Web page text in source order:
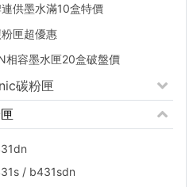
供墨水滿10盒特價
匣超優惠
相容墨水匣20盒破盤價
碳粉匣
/ b431sdn